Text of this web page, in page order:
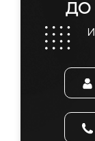
ДО